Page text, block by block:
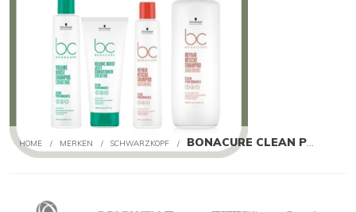
HOME / MERKEN / SCHWARZKOPF / BONACURE CLEAN PERFORMANCE